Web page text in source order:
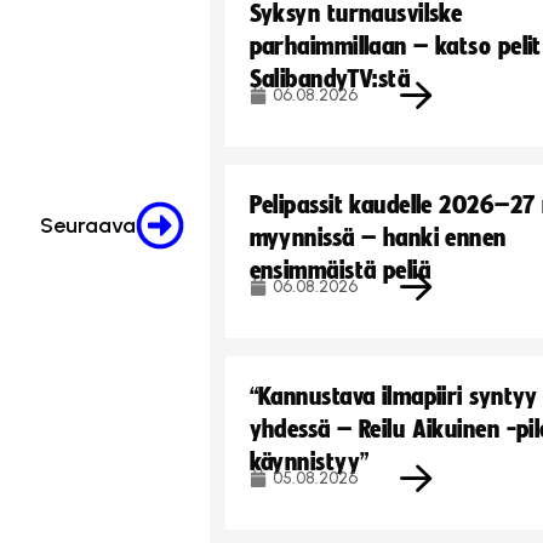
Seuraava
Syksyn turnausvilske
parhaimmillaan – katso pelit
SalibandyTV:stä
06.08.2026
Pelipassit kaudelle
myynnissä – hanki ennen
ensimmäistä peliä
06.08.2026
“Kannustava ilmapiiri syntyy
yhdessä – Reilu Aikuinen -
käynnistyy”
05.08.2026